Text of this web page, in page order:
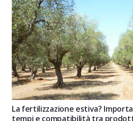
La fertilizzazione estiva?
tempi e compatibilità tra